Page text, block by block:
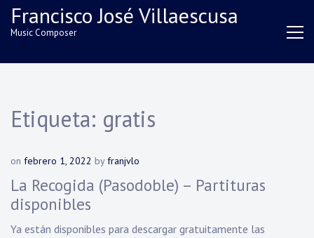
SkipFrancisco José Villaescusa
Music Composer
Etiqueta: gratis
on febrero 1, 2022 byfranjvlo
La Recogida (Pasodoble) – Partituras
disponibles
Ya están disponibles para descargar gratuitamente las